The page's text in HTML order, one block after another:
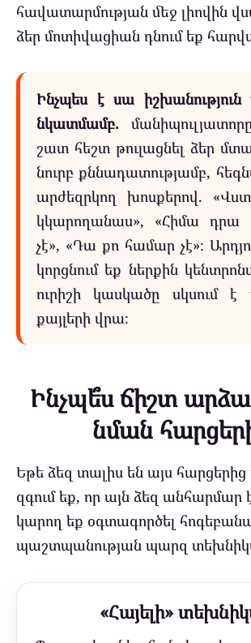
հավատարմության մեջ լիովին
ձեր մոտիվացիան դնում եք
Ինչպես է սա
նկատմամբ.
շատ հեշտ թուլացնել ձեր
նուրբ քննադատությամբ,
արժեզրկող խոսքերով.
կկարողանաս», «Հիմա դրա
չէ», «Դա քո համար չէ»։
կորցնում եք ներքին
ուրիշի կասկածը սկսում է
քայլերի վրա։
Ինչպե՞ս ճիշտ
նման
Եթե ձեզ տալիս են այս հարցերից
զգում եք, որ այն ձեզ անհարմար
կարող եք օգտագործել
պաշտպանության պարզ
«Հայելի»